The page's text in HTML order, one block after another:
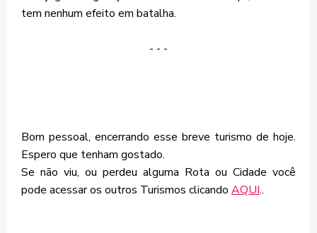
tem nenhum efeito em batalha.
- - -
Bom pessoal, encerrando esse breve turismo de hoje.
Espero que tenham gostado.
Se não viu, ou perdeu alguma Rota ou Cidade você
pode acessar os outros Turismos clicando AQUI..